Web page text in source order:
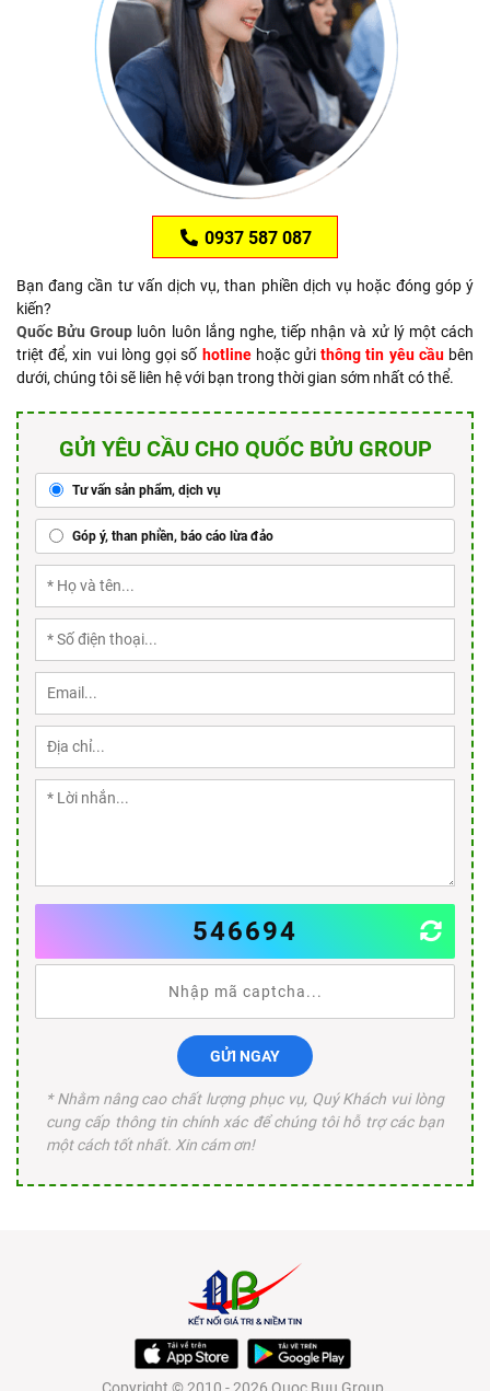
0937 587 087
Bạn đang cần tư vấn dịch vụ, than phiền dịch vụ hoặc đóng góp ý
kiến?
Quốc Bửu Group luôn luôn lắng nghe, tiếp nhận và xử lý một cách
triệt để, xin vui lòng gọi số hotlinehoặc gửithông tin yêu cầubên
dưới, chúng tôi sẽ liên hệ với bạn trong thời gian sớm nhất có thể.
GỬI YÊU CẦU CHO QUỐC BỬU GROUP
Tư vấn sản phẩm, dịch vụ
Góp ý, than phiền, báo cáo lừa đảo
546694
GỬI NGAY
* Nhằm nâng cao chất lượng phục vụ, Quý Khách vui lòng
cung cấp thông tin chính xác để chúng tôi hỗ trợ các bạn
một cách tốt nhất. Xin cám ơn!